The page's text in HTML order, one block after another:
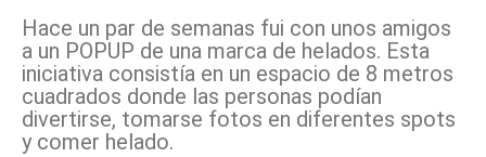
Hace un par de semanas fui con unos amigos
a un POPUP de una marca de helados. Esta
iniciativa consistía en un espacio de 8 metros
cuadrados donde las personas podían
divertirse, tomarse fotos en diferentes spots
y comer helado.